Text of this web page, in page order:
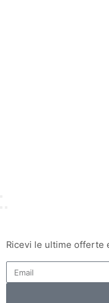
Ricevi le ultime offerte